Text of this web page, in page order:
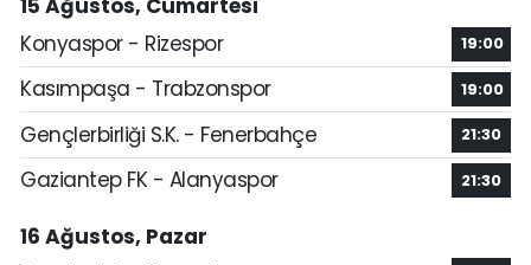
15 Ağustos, Cumartesi
Konyaspor - Rizespor
19:00
Kasımpaşa - Trabzonspor 19:00
Gençlerbirliği S.K. - Fenerbahçe 21:30
Gaziantep FK - Alanyaspor 21:30
16 Ağustos, Pazar